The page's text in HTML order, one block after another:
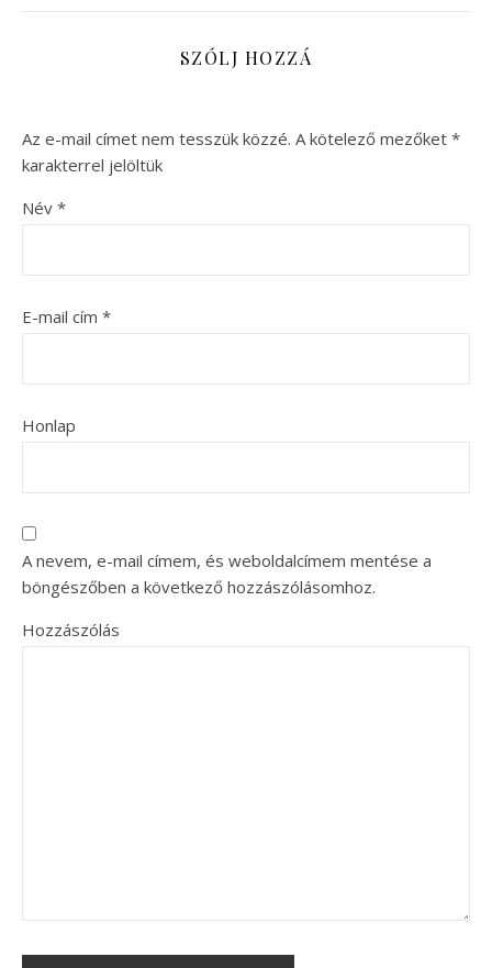
SZÓLJ HOZZÁ
Az e-mail címet nem tesszük közzé. A kötelező mezőket *
karakterrel jelöltük
Név *
E-mail cím *
Honlap
A nevem, e-mail címem, és weboldalcímem mentése a
böngészőben a következő hozzászólásomhoz.
Hozzászólás